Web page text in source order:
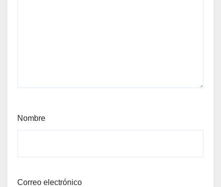
Nombre
Correo electrónico